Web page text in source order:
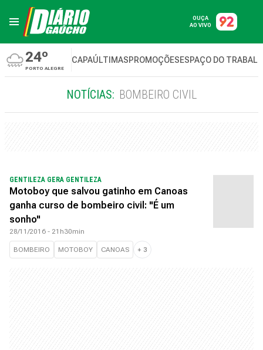
OUÇA
AO VIVO
24º
PORTO ALEGRE
CAPAÚLTIMASPROMOÇÕESESPAÇO DO
NOTÍCIAS: BOMBEIRO CIVIL
GENTILEZA GERA GENTILEZA
Motoboy que salvou gatinho em Canoas
ganha curso de bombeiro civil: "É um
sonho"
28/11/2016 - 21h30min
BOMBEIRO MOTOBOY CANOAS + 3